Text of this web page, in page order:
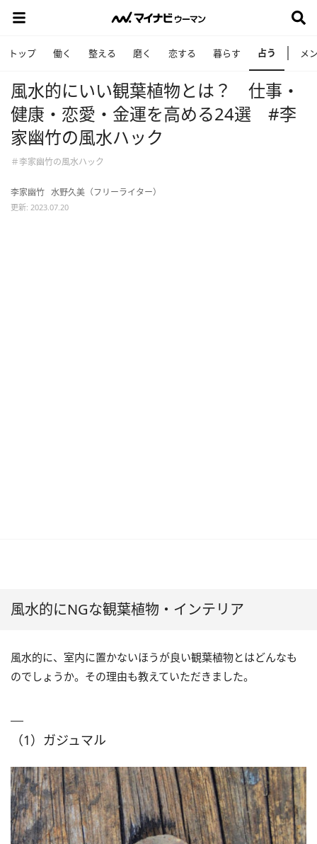
トップ 働く 整える 磨く 恋する 暮らす 占う メ
風水的にいい観葉植物とは？ 仕事・
健康・恋愛・金運を高める24選 #李
家幽竹の風水ハック
＃李家幽竹の風水ハック
李家幽竹 水野久美（フリーライター）
更新: 2023.07.20
風水的にNGな観葉植物・インテリア
風水的に、室内に置かないほうが良い観葉植物とはどんなも
のでしょうか。その理由も教えていただきました。
（1）ガジュマル